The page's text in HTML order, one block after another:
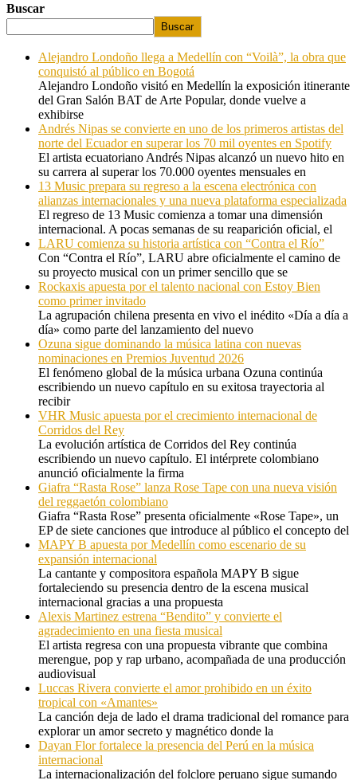
Buscar
Buscar
Alejandro Londoño llega a Medellín con “Voilà”, la obra que
conquistó al público en Bogotá
Alejandro Londoño visitó en Medellín la exposición itinerante
del Gran Salón BAT de Arte Popular, donde vuelve a
exhibirse
Andrés Nipas se convierte en uno de los primeros artistas del
norte del Ecuador en superar los 70 mil oyentes en Spotify
El artista ecuatoriano Andrés Nipas alcanzó un nuevo hito en
su carrera al superar los 70.000 oyentes mensuales en
13 Music prepara su regreso a la escena electrónica con
alianzas internacionales y una nueva plataforma especializada
El regreso de 13 Music comienza a tomar una dimensión
internacional. A pocas semanas de su reaparición oficial, el
LARU comienza su historia artística con “Contra el Río”
Con “Contra el Río”, LARU abre oficialmente el camino de
su proyecto musical con un primer sencillo que se
Rockaxis apuesta por el talento nacional con Estoy Bien
como primer invitado
La agrupación chilena presenta en vivo el inédito «Día a día a
día» como parte del lanzamiento del nuevo
Ozuna sigue dominando la música latina con nuevas
nominaciones en Premios Juventud 2026
El fenómeno global de la música urbana Ozuna continúa
escribiendo un nuevo capítulo en su exitosa trayectoria al
recibir
VHR Music apuesta por el crecimiento internacional de
Corridos del Rey
La evolución artística de Corridos del Rey continúa
escribiendo un nuevo capítulo. El intérprete colombiano
anunció oficialmente la firma
Giafra “Rasta Rose” lanza Rose Tape con una nueva visión
del reggaetón colombiano
Giafra “Rasta Rose” presenta oficialmente «Rose Tape», un
EP de siete canciones que introduce al público el concepto del
MAPY B apuesta por Medellín como escenario de su
expansión internacional
La cantante y compositora española MAPY B sigue
fortaleciendo su presencia dentro de la escena musical
internacional gracias a una propuesta
Alexis Martinez estrena “Bendito” y convierte el
agradecimiento en una fiesta musical
El artista regresa con una propuesta vibrante que combina
merengue, pop y rap urbano, acompañada de una producción
audiovisual
Luccas Rivera convierte el amor prohibido en un éxito
tropical con «Amantes»
La canción deja de lado el drama tradicional del romance para
explorar un amor secreto y magnético donde la
Dayan Flor fortalece la presencia del Perú en la música
internacional
La internacionalización del folclore peruano sigue sumando